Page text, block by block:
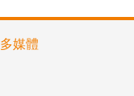
多媒體